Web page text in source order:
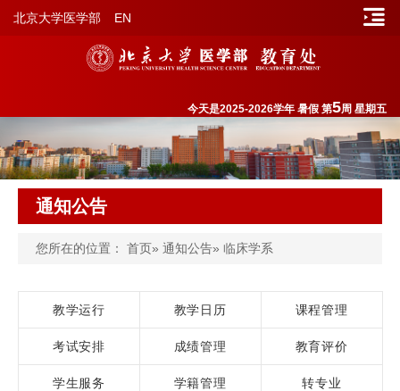
北京大学医学部 EN
今天是2025-2026学年 暑假 第5周 星期五
通知公告
您所在的位置： 首页» 通知公告» 临床学系
教学运行 教学日历 课程管理
考试安排 成绩管理 教育评价
学生服务 学籍管理 转专业